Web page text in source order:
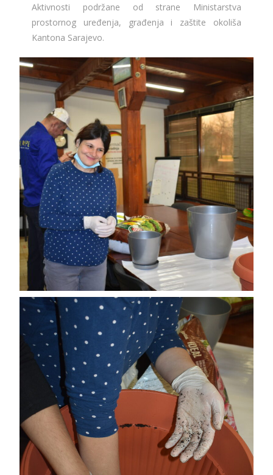
Aktivnosti podržane od strane Ministarstva
prostornog uređenja, građenja i zaštite okoliša
Kantona Sarajevo.